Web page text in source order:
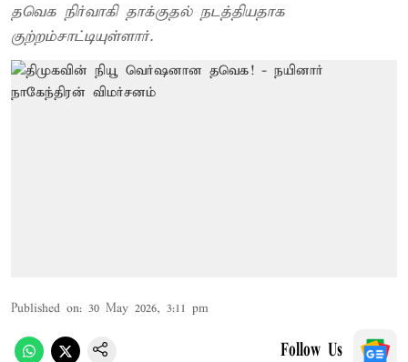
தவெக நிர்வாகி தாக்குதல் நடத்தியதாக
குற்றம்சாட்டியுள்ளார்.
Published on: 30 May 2026, 3:11 pm
Follow Us